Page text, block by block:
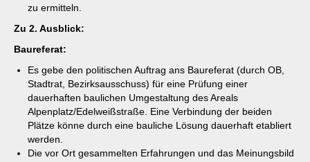
zu ermitteln.
Zu 2. Ausblick:
Baureferat:
Es gebe den politischen Auftrag ans Baureferat (durch OB,
Stadtrat, Bezirksausschuss) für eine Prüfung einer
dauerhaften baulichen Umgestaltung des Areals
Alpenplatz/Edelweißstraße. Eine Verbindung der beiden
Plätze könne durch eine bauliche Lösung dauerhaft etabliert
werden.
Die vor Ort gesammelten Erfahrungen und das Meinungsbild